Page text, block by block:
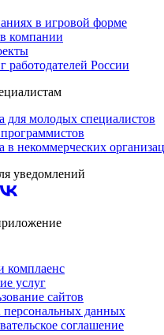
в игровой форме
компании
работодателей России
для молодых специалистов
в некоммерческих
уведомлений
комплаенс
услуг
сайтов
персональных данных
соглашение